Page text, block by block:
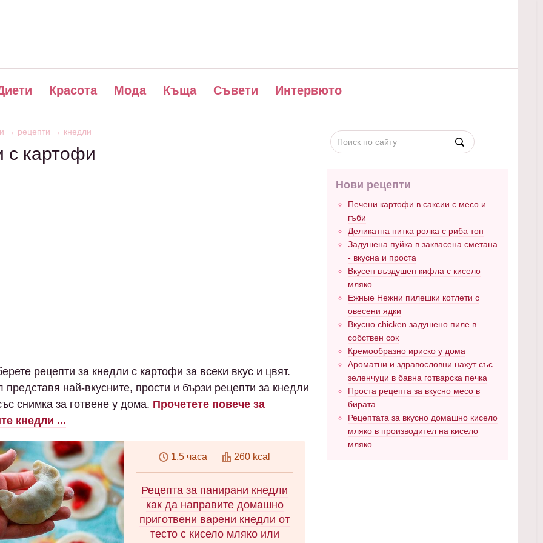
Красота Мода Къща Съвети Интервюто
→ рецепти → кнедли
с картофи
рецепти за кнедли с картофи за всеки вкус и цвят.
представя най-вкусните, прости и бързи рецепти за кнедли
снимка за готвене у дома. Прочетете повече за
кнедли ...
1,5 часа 260 kcal
Рецепта за панирани кнедли
как да направите домашно
приготвени варени кнедли от
тесто с кисело мляко или
Нови рецепти
Печени картофи в саксии с месо и
гъби
Деликатна питка ролка с риба тон
Задушена пуйка в заквасена сметана
- вкусна и проста
Вкусен въздушен кифла с кисело
мляко
Ежные Нежни пилешки котлети с
овесени ядки
Вкусно chicken задушено пиле в
собствен сок
Кремообразно ириско у дома
Ароматни и здравословни нахут със
зеленчуци в бавна готварска печка
Проста рецепта за вкусно месо в
бирата
Рецептата за вкусно домашно кисело
мляко в производител на кисело
мляко